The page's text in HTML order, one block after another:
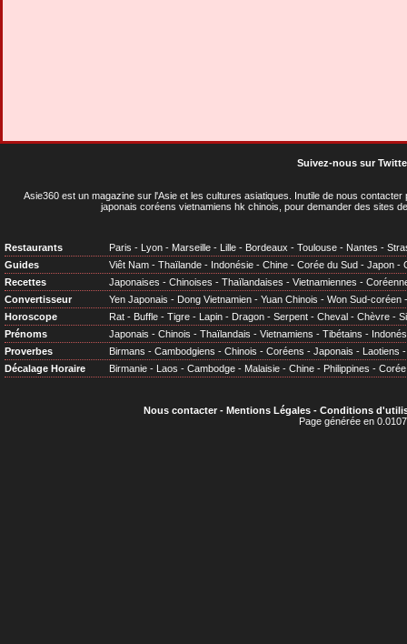
Suivez-nous sur
Asie360 est un magazine sur l'Asie et les cultures asiatiques . Inutile de nous
japonais coréens vietnamiens hk chinois, pour demander des sites
Restaurants Paris - Lyon - Marseille - Lille - Bordeaux - Toulouse - Nantes -
Guides
Viêt Nam - Thaïlande - Indonésie - Chine - Corée du Sud - Japon -
Recettes
Japonaises - Chinoises - Thaïlandaises - Vietnamiennes -
Convertisseur
Yen Japonais - Dong Vietnamien - Yuan Chinois - Won Sud-coréen
Horoscope
Rat - Buffle - Tigre - Lapin - Dragon - Serpent - Cheval - Chèvre -
Prénoms
Japonais - Chinois - Thaïlandais - Vietnamiens - Tibétains -
Proverbes
Birmans - Cambodgiens - Chinois - Coréens - Japonais - Laotiens
Décalage Horaire
Birmanie - Laos - Cambodge - Malaisie - Chine - Philippines - Corée
Nous contacter- Mentions Légales- Conditions
Page générée en